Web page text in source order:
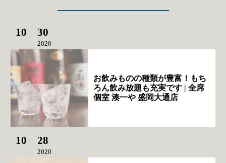
10 30
2020
お飲みものの種類が豊富！もち
ろん飲み放題も充実です | 全席
個室 湊一や 盛岡大通店
10 28
2020